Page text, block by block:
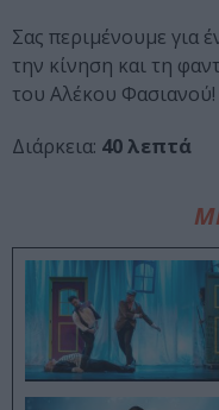
Σας περιμένουμε για
την κίνηση και τη
του Αλέκου Φασιανού!
Διάρκεια: 40 λεπτά